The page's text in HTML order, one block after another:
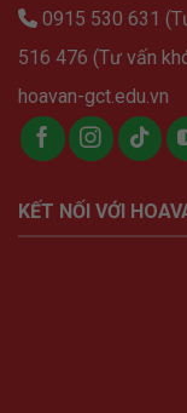
0915 530 631
516 476 (Tư vấn
hoavan-gct.edu.vn
KẾT NỐI VỚI